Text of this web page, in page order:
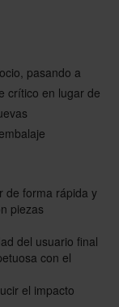
pasando a
crítico en lugar de
de forma rápida y
piezas
del usuario final
con el
el impacto